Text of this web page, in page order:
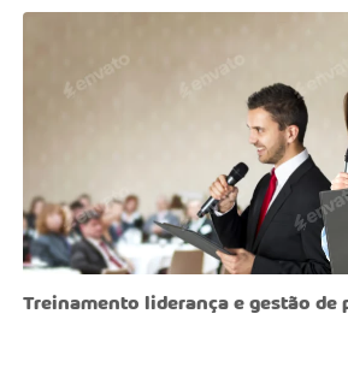
Treinamento liderança e gestão de